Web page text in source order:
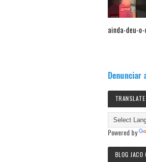
ainda-deu-
Denunciar
TRANSLATE
Powered by
BLOG JACO